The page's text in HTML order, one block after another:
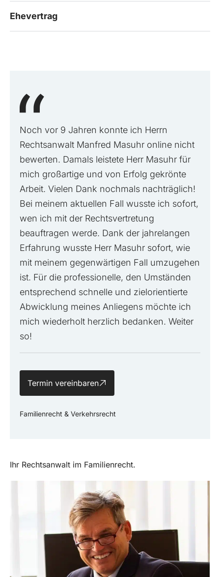
Ehevertrag
Noch vor 9 Jahren konnte ich Herrn
Rechtsanwalt Manfred Masuhr online nicht
bewerten. Damals leistete Herr Masuhr für
mich großartige und von Erfolg gekrönte
Arbeit. Vielen Dank nochmals nachträglich!
Bei meinem aktuellen Fall wusste ich sofort,
wen ich mit der Rechtsvertretung
beauftragen werde. Dank der jahrelangen
Erfahrung wusste Herr Masuhr sofort, wie
mit meinem gegenwärtigen Fall umzugehen
ist. Für die professionelle, den Umständen
entsprechend schnelle und zielorientierte
Abwicklung meines Anliegens möchte ich
mich wiederholt herzlich bedanken. Weiter
so!
Termin vereinbaren
Familienrecht & Verkehrsrecht
Ihr Rechtsanwalt im Familienrecht.